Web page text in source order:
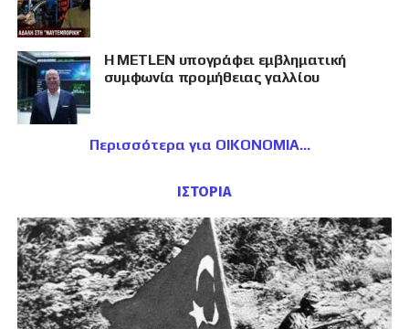
Η METLEN υπογράφει εμβληματική
συμφωνία προμήθειας γαλλίου
Περισσότερα για ΟΙΚΟΝΟΜΙΑ
ΙΣΤΟΡΙΑ